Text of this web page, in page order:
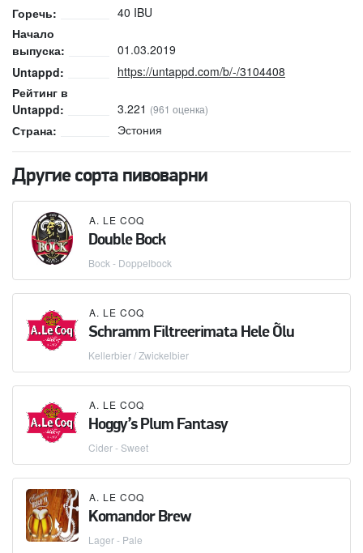
Горечь:
40 IBU
Начало
выпуска:
01.03.2019
Untappd:
https://untappd.com/b/-/3104408
Рейтинг в
Untappd:
3.221 (961 оценка)
Страна: Эстония
Другие сорта пивоварни
A. LE COQ
Double Bock
Bock - Doppelbock
A. LE COQ
Schramm Filtreerimata Hele Õlu
Kellerbier / Zwickelbier
A. LE COQ
Hoggy’s Plum Fantasy
Cider - Sweet
A. LE COQ
Komandor Brew
Lager - Pale